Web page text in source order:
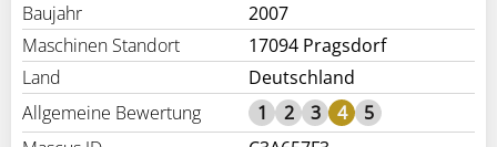
Baujahr
2007
Maschinen Standort
17094 Pragsdorf
Land
Deutschland
Allgemeine Bewertung
1 2 3 4
5